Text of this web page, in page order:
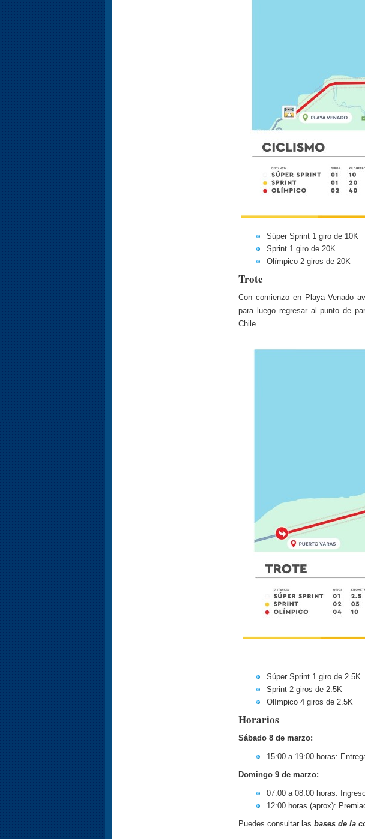
Súper Sprint 1 giro de 10K
Sprint 1 giro de 20K
Olímpico 2 giros de 20K
Trote
Con comienzo en Playa Venado
para luego regresar al punto de
Chile.
Súper Sprint 1 giro de 2.5K
Sprint 2 giros de 2.5K
Olímpico 4 giros de 2.5K
Horarios
Sábado 8 de marzo:
15:00 a 19:00 horas:
Domingo 9 de marzo:
07:00 a 08:00 horas:
12:00 horas (aprox):
Puedes consultar las bases de la